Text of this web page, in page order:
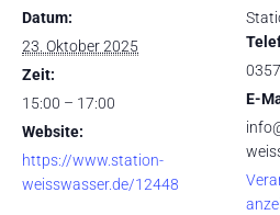
Datum:
23. Oktober 2025
Zeit:
15:00 – 17:00
Website:
https://www.station-
weisswasser.de/12448
E-